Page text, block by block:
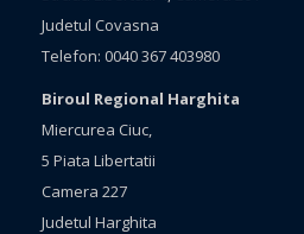
Judetul Covasna
Telefon: 0040 367 403980
Biroul Regional Harghita
Miercurea Ciuc,
5 Piata Libertatii
Camera 227
Judetul Harghita